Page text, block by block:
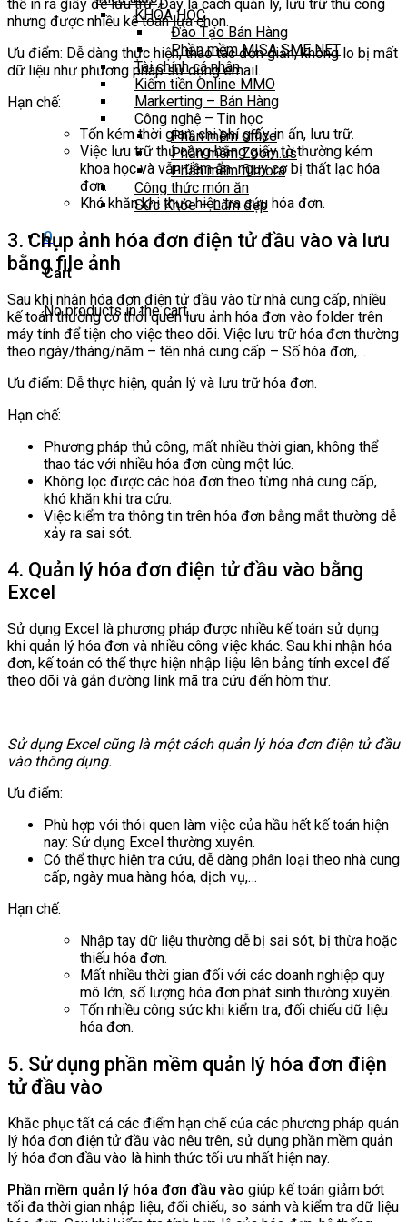
KHÓA HỌC
Đào Tạo Bán Hàng
Phần mềm MISA SME NET
Tài chính cá nhân
Kiếm tiền Online MMO
Markerting – Bán Hàng
Công nghệ – Tin học
Phần mềm office
Phần mềm Zoom.us
Phần mềm filmora
Công thức món ăn
Sức Khỏe – Làm đẹp
0
Cart
No products in the cart.
thể in ra giấy để lưu trữ. Đây là cách quản lý, lưu trữ thủ công
nhưng được nhiều kế toán lựa chọn.
Ưu điểm: Dễ dàng thực hiện, thao tác đơn giản, không lo bị mất
dữ liệu như phương pháp sử dụng email.
Hạn chế:
Tốn kém thời gian, chi phí giấy in ấn, lưu trữ.
Việc lưu trữ thủ công bằng giấy tờ thường kém
khoa học và vẫn tiềm ẩn nguy cơ bị thất lạc hóa
đơn.
Khó khăn khi thực hiện tra cứu hóa đơn.
3. Chụp ảnh hóa đơn điện tử đầu vào và lưu
bằng file ảnh
Sau khi nhận hóa đơn điện tử đầu vào từ nhà cung cấp, nhiều
kế toán thường có thói quen lưu ảnh hóa đơn vào folder trên
máy tính để tiện cho việc theo dõi. Việc lưu trữ hóa đơn thường
theo ngày/tháng/năm – tên nhà cung cấp – Số hóa đơn,…
Ưu điểm: Dễ thực hiện, quản lý và lưu trữ hóa đơn.
Hạn chế:
Phương pháp thủ công, mất nhiều thời gian, không thể
thao tác với nhiều hóa đơn cùng một lúc.
Không lọc được các hóa đơn theo từng nhà cung cấp,
khó khăn khi tra cứu.
Việc kiểm tra thông tin trên hóa đơn bằng mắt thường dễ
xảy ra sai sót.
4. Quản lý hóa đơn điện tử đầu vào bằng
Excel
Sử dụng Excel là phương pháp được nhiều kế toán sử dụng
khi quản lý hóa đơn và nhiều công việc khác. Sau khi nhận hóa
đơn, kế toán có thể thực hiện nhập liệu lên bảng tính excel để
theo dõi và gắn đường link mã tra cứu đến hòm thư.
Sử dụng Excel cũng là một cách quản lý hóa đơn điện tử đầu
vào thông dụng.
Ưu điểm:
Phù hợp với thói quen làm việc của hầu hết kế toán hiện
nay: Sử dụng Excel thường xuyên.
Có thể thực hiện tra cứu, dễ dàng phân loại theo nhà cung
cấp, ngày mua hàng hóa, dịch vụ,…
Hạn chế:
Nhập tay dữ liệu thường dễ bị sai sót, bị thừa hoặc
thiếu hóa đơn.
Mất nhiều thời gian đối với các doanh nghiệp quy
mô lớn, số lượng hóa đơn phát sinh thường xuyên.
Tốn nhiều công sức khi kiểm tra, đối chiếu dữ liệu
hóa đơn.
5. Sử dụng phần mềm quản lý hóa đơn điện
tử đầu vào
Khắc phục tất cả các điểm hạn chế của các phương pháp quản
lý hóa đơn điện tử đầu vào nêu trên, sử dụng phần mềm quản
lý hóa đơn đầu vào là hình thức tối ưu nhất hiện nay.
Phần mềm quản lý hóa đơn đầu vào giúp kế toán giảm bớt
tối đa thời gian nhập liệu, đối chiếu, so sánh và kiểm tra dữ liệu